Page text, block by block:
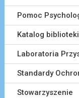
Pomoc
Katalog biblioteki
Laboratoria
Standardy
Stowarzyszenie